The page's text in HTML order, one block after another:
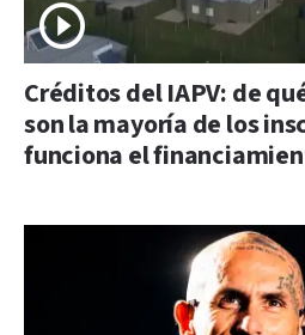
Créditos del IAPV: de
son la mayoría de los
funciona el